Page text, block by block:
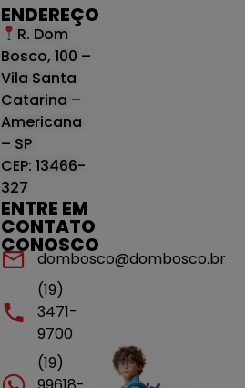
ENDEREÇO
R. Dom
Bosco, 100 –
Vila Santa
Catarina –
Americana
– SP
CEP: 13466-
327
ENTRE EM
CONTATO
CONOSCO
dombosco@dombosco.br
(19)
3471-
9700
(19)